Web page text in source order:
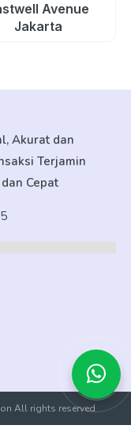
Avenue
Jakarta
Akurat dan
Terjamin
Cepat
All rights reserved